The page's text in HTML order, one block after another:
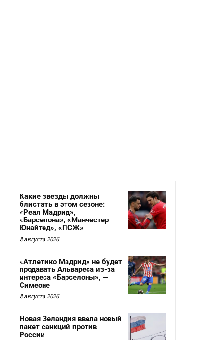
Какие звезды должны
блистать в этом сезоне:
«Реал Мадрид»,
«Барселона», «Манчестер
Юнайтед», «ПСЖ»
8 августа 2026
«Атлетико Мадрид» не будет
продавать Альвареса из-за
интереса «Барселоны», —
Симеоне
8 августа 2026
Новая Зеландия ввела новый
пакет санкций против
России